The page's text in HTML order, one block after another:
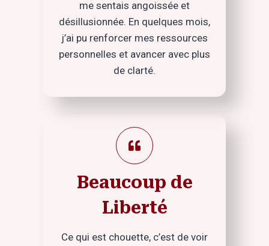
me sentais angoissée et
désillusionnée. En quelques mois,
j’ai pu renforcer mes ressources
personnelles et avancer avec plus
de clarté.
Beaucoup de
Liberté
Ce qui est chouette, c’est de voir